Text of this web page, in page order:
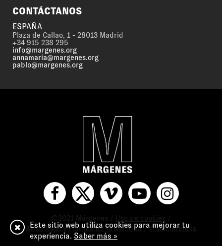
CONTÁCTANOS
ESPAÑA
Plaza de Callao, 1 - 28013 Madrid
+34 915 238 295
info@margenes.org
annamaria@margenes.org
pablo@margenes.org
©2021 Márgenes / Uso de cookies
Aviso legal y Política de privacidad/Transparencia
Este sitio web utiliza cookies para mejorar tu
experiencia. Saber más »